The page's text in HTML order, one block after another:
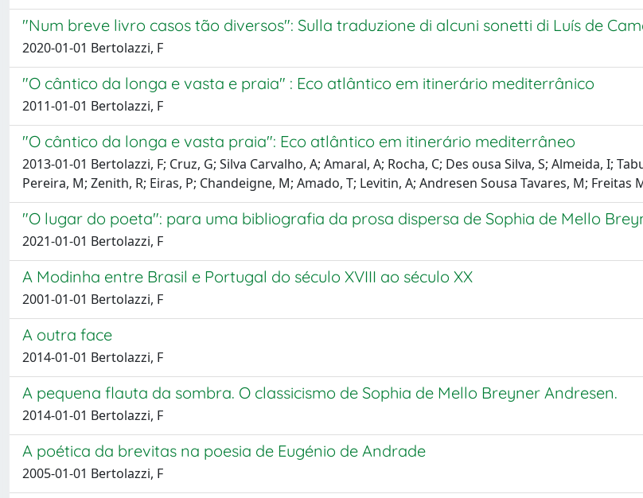
"Num breve livro casos tão diversos": Sulla traduzione di alcuni sonetti di Luís de
2020-01-01 Bertolazzi, F
"O cântico da longa e vasta e praia" : Eco atlântico em itinerário mediterrânico
2011-01-01 Bertolazzi, F
"O cântico da longa e vasta praia": Eco atlântico em itinerário mediterrâneo
2013-01-01 Bertolazzi, F; Cruz, G; Silva Carvalho, A; Amaral, A; Rocha, C; Des ousa Silva, S; Almeida, I;
Pereira, M; Zenith, R; Eiras, P; Chandeigne, M; Amado, T; Levitin, A; Andresen Sousa Tavares, M; Freitas
"O lugar do poeta": para uma bibliografia da prosa dispersa de Sophia de Mello
2021-01-01 Bertolazzi, F
A Modinha entre Brasil e Portugal do século XVIII ao século XX
2001-01-01 Bertolazzi, F
A outra face
2014-01-01 Bertolazzi, F
A pequena flauta da sombra. O classicismo de Sophia de Mello Breyner Andresen.
2014-01-01 Bertolazzi, F
A poética da brevitas na poesia de Eugénio de Andrade
2005-01-01 Bertolazzi, F